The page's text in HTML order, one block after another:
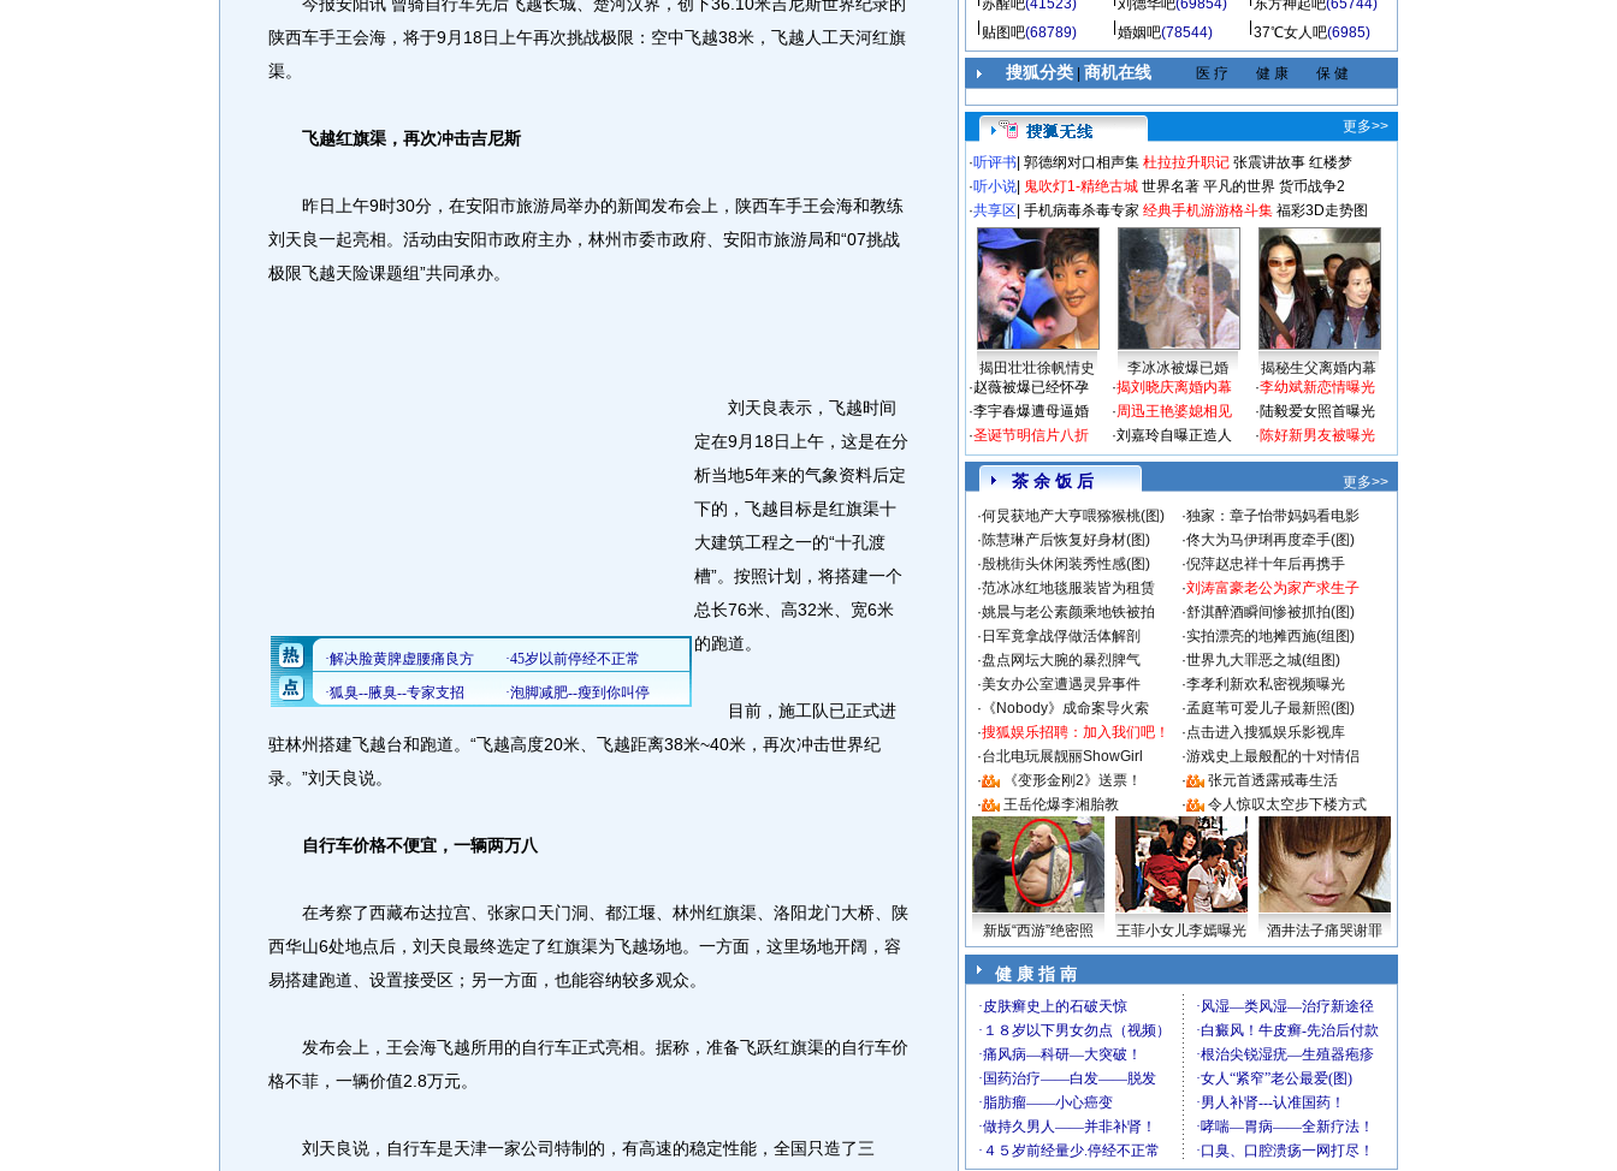
陕西车手王会海，将于9月18日上午再次挑战极限：空中飞越38米，飞越人工天河红旗
渠。
飞越红旗渠，再次冲击吉尼斯
昨日上午9时30分，在安阳市旅游局举办的新闻发布会上，陕西车手王会海和教练
刘天良一起亮相。活动由安阳市政府主办，林州市委市政府、安阳市旅游局和“07挑战
极限飞越天险课题组”共同承办。
刘天良表示，飞越时间
定在9月18日上午，这是在分
析当地5年来的气象资料后定
下的，飞越目标是红旗渠十
大建筑工程之一的“十孔渡
槽”。按照计划，将搭建一个
总长76米、高32米、宽6米
的跑道。
目前，施工队已正式进
驻林州搭建飞越台和跑道。“飞越高度20米、飞越距离38米~40米，再次冲击世界纪
录。”刘天良说。
自行车价格不便宜，一辆两万八
在考察了西藏布达拉宫、张家口天门洞、都江堰、林州红旗渠、洛阳龙门大桥、陕
西华山6处地点后，刘天良最终选定了红旗渠为飞越场地。一方面，这里场地开阔，容
易搭建跑道、设置接受区；另一方面，也能容纳较多观众。
发布会上，王会海飞越所用的自行车正式亮相。据称，准备飞跃红旗渠的自行车价
格不菲，一辆价值2.8万元。
刘天良说，自行车是天津一家公司特制的，有高速的稳定性能，全国只造了三
苏醒吧(41523) 刘德华吧(69854) 东方神起吧(65744)
贴图吧(68789) 婚姻吧(78544) 37℃女人吧(6985)
搜狐分类| 商机在线 医 疗 健 康 保 健
更多>>
·听评书 郭德纲对口相声集 杜拉拉升职记 张震讲故事 红楼梦
·听小说 鬼吹灯1-精绝古城 世界名著 平凡的世界 货币战争2
·共享区 手机病毒杀毒专家 经典手机游游格斗集 福彩3D走势图
揭田壮壮徐帆情史 李冰冰被爆已婚
揭秘生父离婚内幕
·赵薇被爆已经怀孕
·李宇春爆遭母逼婚
·圣诞节明信片八折
·揭刘晓庆离婚内幕
·周迅王艳婆媳相见
·刘嘉玲自曝正造人
·李幼斌新恋情曝光
·陆毅爱女照首曝光
·陈好新男友被曝光
茶 余 饭 后
更多>>
·何炅获地产大亨喂猕猴桃(图) ·独家：章子怡带妈妈看电影
·陈慧琳产后恢复好身材(图) ·佟大为马伊琍再度牵手(图)
·殷桃街头休闲装秀性感(图) ·倪萍赵忠祥十年后再携手
·范冰冰红地毯服装皆为租赁 ·刘涛富豪老公为家产求生子
·姚晨与老公素颜乘地铁被拍 ·舒淇醉酒瞬间惨被抓拍(图)
· 日军竟拿战俘做活体解剖 ·实拍漂亮的地摊西施(组图)
·盘点网坛大腕的暴烈脾气 ·世界九大罪恶之城(组图)
·美女办公室遭遇灵异事件 ·李孝利新欢私密视频曝光
· 《Nobody》成命案导火索 ·孟庭苇可爱儿子最新照(图)
·搜狐娱乐招聘：加入我们吧！ ·点击进入搜狐娱乐影视库
·台北电玩展靓丽ShowGirl ·游戏史上最般配的十对情侣
·
《变形金刚2》送票！ ·
张元首透露戒毒生活
·
王岳伦爆李湘胎教 · 令人惊叹太空步下楼方式
新版“西游”绝密照 王菲小女儿李嫣曝光 酒井法子痛哭谢罪
健 康 指 南